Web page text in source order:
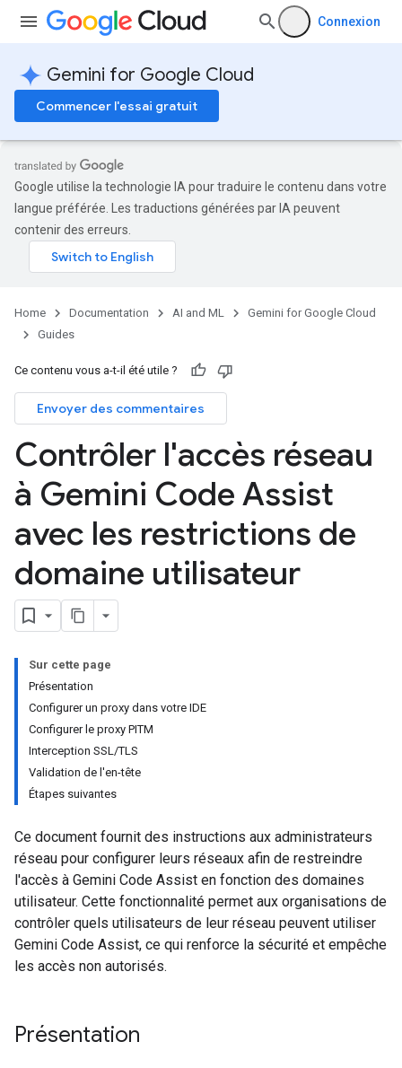
Connexion
Gemini for Google Cloud
Commencer l'essai gratuit
Google utilise la technologie IA pour traduire le contenu dans votre
langue préférée. Les traductions générées par IA peuvent
contenir des erreurs.
Home Documentation AI and ML
Gemini for Google Cloud
Guides
Ce contenu vous a-t-il été utile ?
Envoyer des commentaires
Contrôler l'accès réseau
à Gemini Code Assist
avec les restrictions de
domaine utilisateur
Sur cette page
Présentation
Configurer un proxy dans votre IDE
Configurer le proxy PITM
Interception SSL/TLS
Validation de l'en-tête
Étapes suivantes
Ce document fournit des instructions aux administrateurs
réseau pour configurer leurs réseaux afin de restreindre
l'accès à Gemini Code Assist en fonction des domaines
utilisateur. Cette fonctionnalité permet aux organisations de
contrôler quels utilisateurs de leur réseau peuvent utiliser
Gemini Code Assist, ce qui renforce la sécurité et empêche
les accès non autorisés.
Présentation